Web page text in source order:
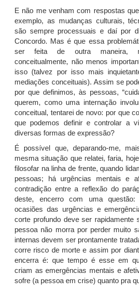
E não me venham com respostas
exemplo, as mudanças culturais,
são sempre processuais e daí por
Concordo. Mas é que essa
ser feita de outra maneira,
conceitualmente, não menos
isso (talvez por isso mais
mediações conceituais). Assim se
por que definimos, às pessoas,
querem, como uma internação
conceitual, tentarei de novo: por que
que podemos definir e controlar a
diversas formas de expressão?
É possível que, deparando-me,
mesma situação que relatei, faria,
filosofar na linha de frente, quando
pessoas; há urgências mentais e
contradição entre a reflexão do
deste, encerro com uma
ocasiões das urgências e
corte profundo deve ser rapidamente
pessoa não morra por perder muito
internas devem ser prontamente
corre risco de morte e assim por
encerra é: que tempo é esse em
criam as emergências mentais e
sofre (a pessoa em crise) quanto pra